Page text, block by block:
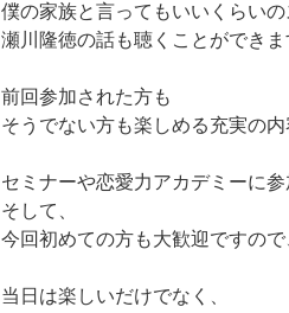
僕の家族と言ってもいいくらいの
瀬川隆徳の話も聴くことができま
前回参加された方も
そうでない方も楽しめる充実の内
セミナーや恋愛力アカデミーに
そして、
今回初めての方も大歓迎ですので
当日は楽しいだけでなく、